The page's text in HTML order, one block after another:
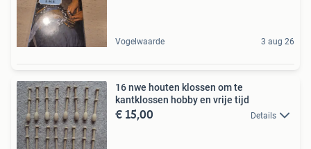
Vogelwaarde 3 aug 26
16 nwe houten klossen om te
kantklossen hobby en vrije tijd
€ 15,00 Details